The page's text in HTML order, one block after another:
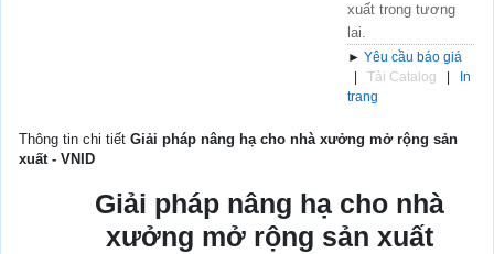
xuất trong tương
lai.
► Yêu cầu báo giá
Tải Catalog
In
trang
Thông tin chi tiết Giải pháp nâng hạ cho nhà xưởng mở rộng sản
xuất - VNID
Giải pháp nâng hạ cho nhà
xưởng mở rộng sản xuất